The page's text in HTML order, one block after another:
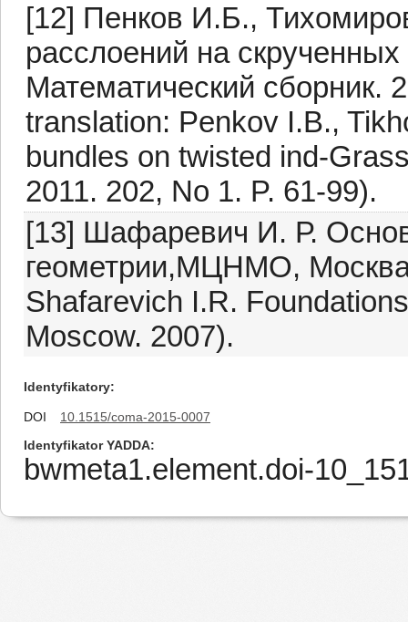
[12] Пенков И.Б.,
расслоений на
Математический сборник.
translation: Penkov I.B.,
bundles on twisted ind-
2011. 202, No 1. P. 61-99).
[13] Шафаревич И. Р.
геометрии,МЦНМО,
Shafarevich I.R.
Moscow. 2007).
Identyfikatory
DOI
10.1515/coma-2015-0007
Identyfikator YADDA
bwmeta1.element.doi-